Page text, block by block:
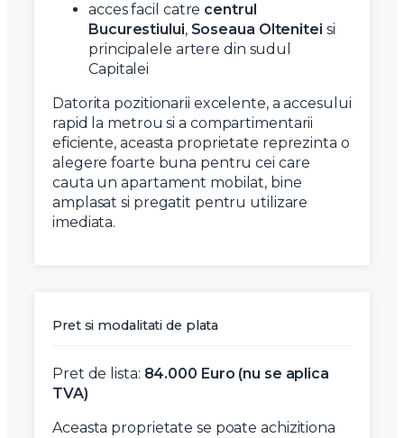
acces facil catre centrul
Bucurestiului, Soseaua Oltenitei si
principalele artere din sudul
Capitalei
Datorita pozitionarii excelente, a accesului
rapid la metrou si a compartimentarii
eficiente, aceasta proprietate reprezinta o
alegere foarte buna pentru cei care
cauta un apartament mobilat, bine
amplasat si pregatit pentru utilizare
imediata.
Pret si modalitati de plata
Pret de lista: 84.000 Euro (nu se aplica
TVA)
Aceasta proprietate se poate achizitiona